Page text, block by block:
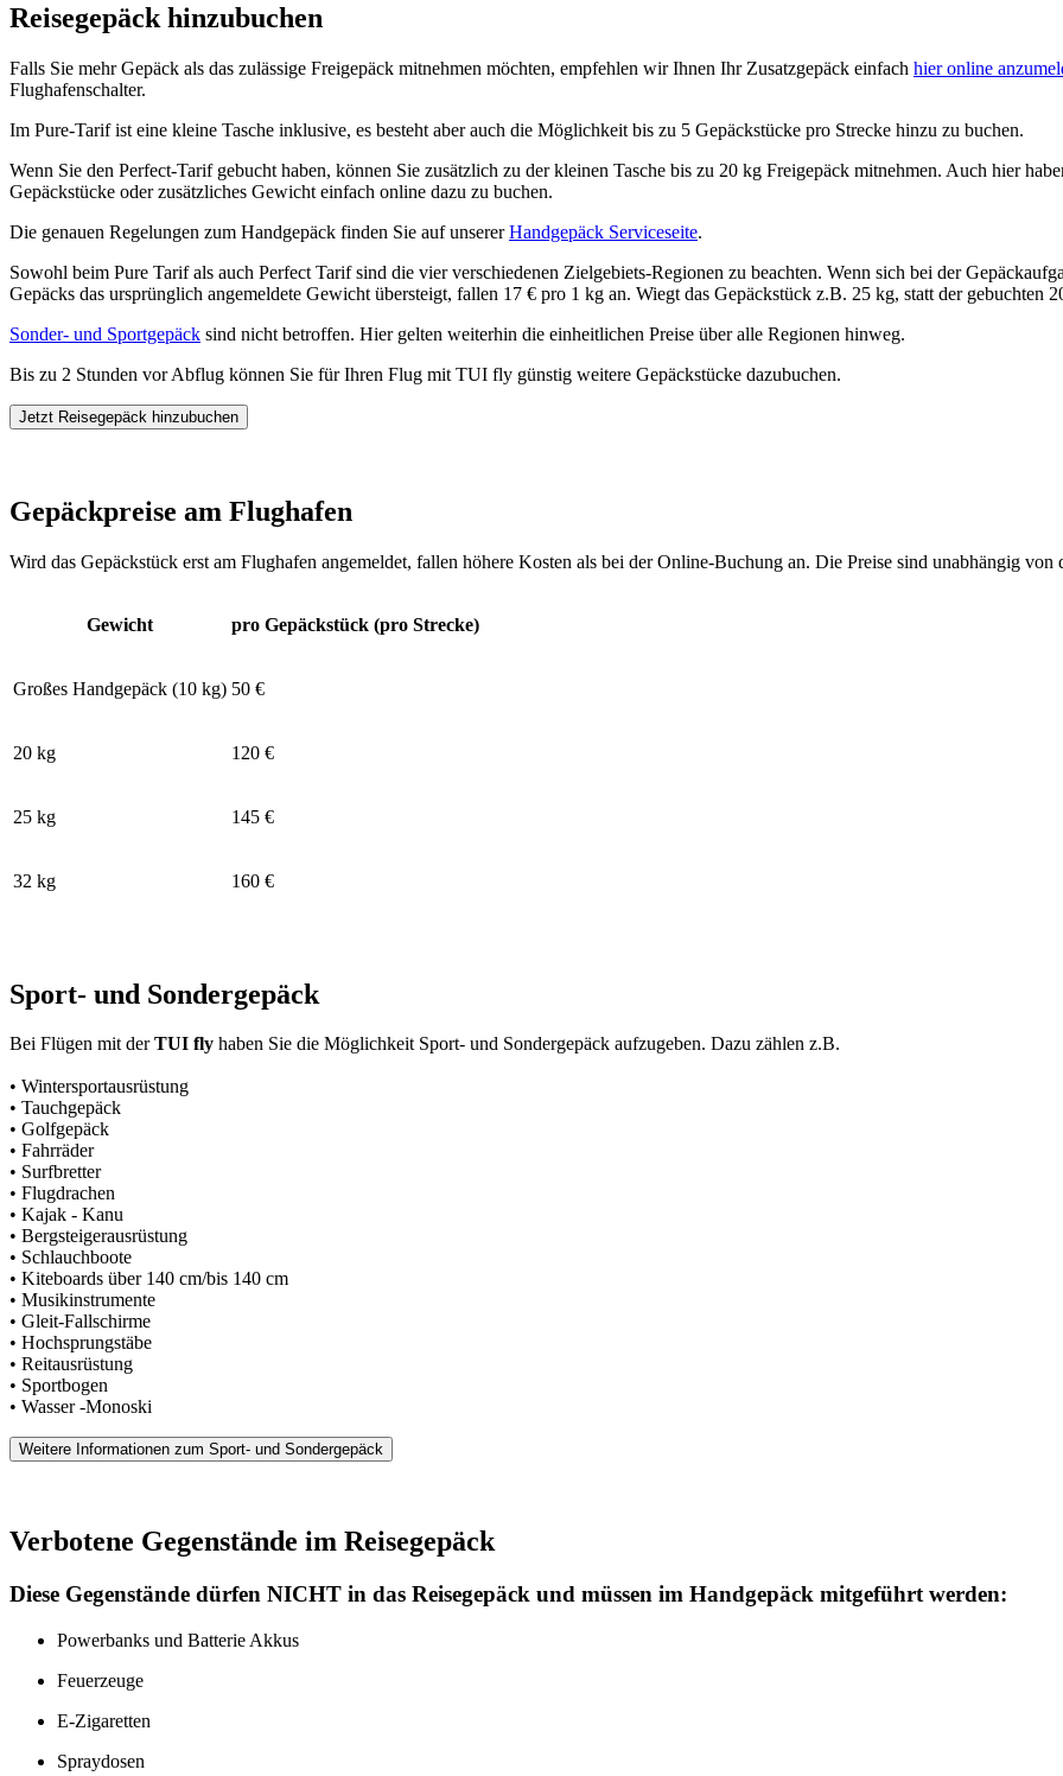
Reisegepäck hinzubuchen
Falls Sie mehr Gepäck als das zulässige Freigepäck mitnehmen möchten, empfehlen wir Ihnen Ihr Zusatzgepäck einfach hier online
Flughafenschalter.
Im Pure-Tarif ist eine kleine Tasche inklusive, es besteht aber auch die Möglichkeit bis zu 5 Gepäckstücke pro Strecke hinzu zu buchen.
Wenn Sie den Perfect-Tarif gebucht haben, können Sie zusätzlich zu der kleinen Tasche bis zu 20 kg Freigepäck mitnehmen. Auch hier
Gepäckstücke oder zusätzliches Gewicht einfach online dazu zu buchen.
Die genauen Regelungen zum Handgepäck finden Sie auf unsererHandgepäck Serviceseite.
Sowohl beim Pure Tarif als auch Perfect Tarif sind die vier verschiedenen Zielgebiets-Regionen zu beachten. Wenn sich bei der
Gepäcks das ursprünglich angemeldete Gewicht übersteigt, fallen 17 € pro 1 kg an. Wiegt das Gepäckstück z.B. 25 kg, statt der gebuchten
Sonder- und Sportgepäck sind nicht betroffen. Hier gelten weiterhin die einheitlichen Preise über alle Regionen hinweg.
Bis zu 2 Stunden vor Abflug können Sie für Ihren Flug mit TUI fly günstig weitere Gepäckstücke dazubuchen.
Jetzt Reisegepäck hinzubuchen
Gepäckpreise am Flughafen
Wird das Gepäckstück erst am Flughafen angemeldet, fallen höhere Kosten als bei der Online-Buchung an. Die Preise sind unabhängig von
Gewicht pro Gepäckstück (pro Strecke)
Großes Handgepäck (10 kg) 50 €
20 kg 120 €
25 kg 145 €
32 kg 160 €
Sport- und Sondergepäck
Bei Flügen mit derTUI fly haben Sie die Möglichkeit Sport- und Sondergepäck aufzugeben. Dazu zählen z.B.
• Wintersportausrüstung
• Tauchgepäck
• Golfgepäck
• Fahrräder
• Surfbretter
• Flugdrachen
• Kajak - Kanu
• Bergsteigerausrüstung
• Schlauchboote
• Kiteboards über 140 cm/bis 140 cm
• Musikinstrumente
• Gleit-Fallschirme
• Hochsprungstäbe
• Reitausrüstung
• Sportbogen
• Wasser -Monoski
Weitere Informationen zum Sport- und Sondergepäck
Verbotene Gegenstände im Reisegepäck
Diese Gegenstände dürfen NICHT in das Reisegepäck und müssen im Handgepäck mitgeführt werden:
Powerbanks und Batterie Akkus
Feuerzeuge
E-Zigaretten
Spraydosen